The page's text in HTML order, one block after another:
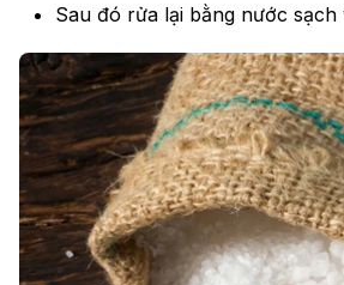
Sau đó rửa lại bằng nước